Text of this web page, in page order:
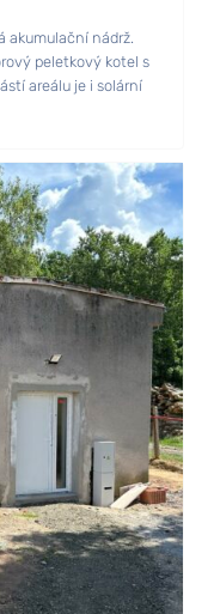
akumulační nádrž.
peletkový kotel s
areálu je i solární